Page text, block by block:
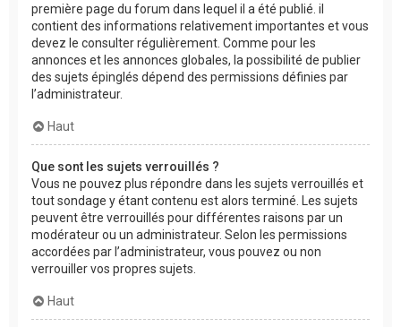
première page du forum dans lequel il a été publié. il
contient des informations relativement importantes et vous
devez le consulter régulièrement. Comme pour les
annonces et les annonces globales, la possibilité de publier
des sujets épinglés dépend des permissions définies par
l’administrateur.
Haut
Que sont les sujets verrouillés ?
Vous ne pouvez plus répondre dans les sujets verrouillés et
tout sondage y étant contenu est alors terminé. Les sujets
peuvent être verrouillés pour différentes raisons par un
modérateur ou un administrateur. Selon les permissions
accordées par l’administrateur, vous pouvez ou non
verrouiller vos propres sujets.
Haut